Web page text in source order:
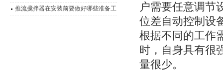
条件？
推流搅拌器在安装前要做好哪些准备工
户需要任意调节
位差自动控制设
根据不同的工作
时，自身具有很
量很少。